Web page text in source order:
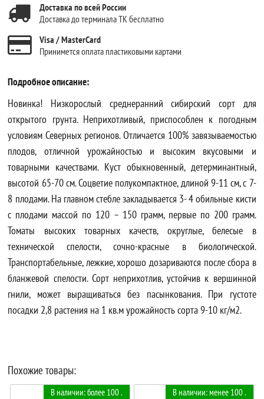
Доставка по всей России
Доставка до терминала ТК бесплатно
Visa / MasterCard
Принимется оплата пластиковыми картами
Подробное описание:
Новинка! Низкорослый среднеранний сибирский сорт для
открытого грунта. Неприхотливый, приспособлен к погодным
условиям Северных регионов. Отличается 100% завязываемостью
плодов, отличной урожайностью и высоким вкусовыми и
товарными качествами. Куст обыкновенный, детерминантный,
высотой 65-70 см. Соцветие полукомпактное, длиной 9-11 см, с 7-
8 плодами. На главном стебле закладывается 3- 4 обильные кисти
с плодами массой по 120 – 150 грамм, первые по 200 грамм.
Томаты высоких товарных качеств, округлые, белесые в
технической спелости, сочно-красные в биологической.
Транспортабельные, лежкие, хорошо дозариваются после сбора в
бланжевой спелости. Сорт неприхотлив, устойчив к вершинной
гнили, может выращиваться без пасынкования. При густоте
посадки 2,8 растения на 1 кв.м урожайность сорта 9-10 кг/м2.
Похожие товары:
В наличии: более 100 . В наличии: менее 100 .